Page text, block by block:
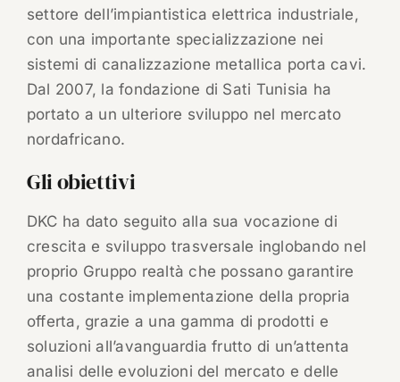
settore dell’impiantistica elettrica industriale,
con una importante specializzazione nei
sistemi di canalizzazione metallica porta cavi.
Dal 2007, la fondazione di Sati Tunisia ha
portato a un ulteriore sviluppo nel mercato
nordafricano.
Gli obiettivi
DKC ha dato seguito alla sua vocazione di
crescita e sviluppo trasversale inglobando nel
proprio Gruppo realtà che possano garantire
una costante implementazione della propria
offerta, grazie a una gamma di prodotti e
soluzioni all’avanguardia frutto di un’attenta
analisi delle evoluzioni del mercato e delle